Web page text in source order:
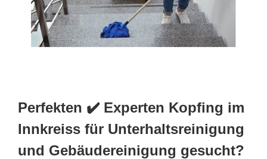
Perfekten ✔️ Experten Kopfing im
Innkreiss für Unterhaltsreinigung
und Gebäudereinigung gesucht?